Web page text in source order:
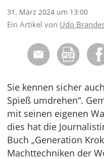
31. März 2024 um 13:00
Ein Artikel von Udo
Sie kennen sicher
Spieß umdrehen“.
mit seinen eigenen
dies hat die
Buch „Generation
Machttechniken der